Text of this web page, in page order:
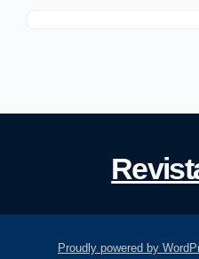
Proudly powered by